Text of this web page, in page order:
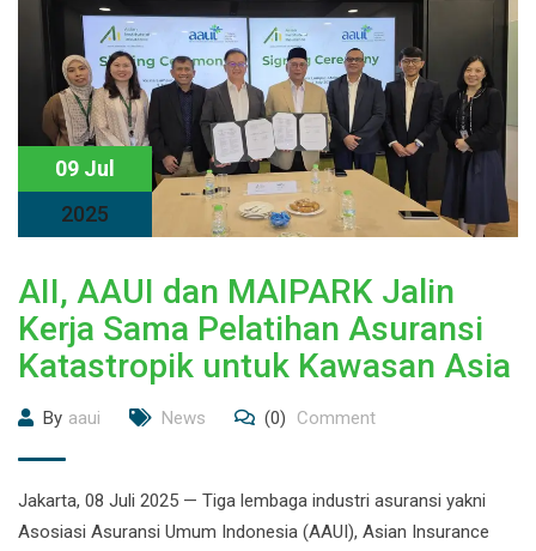
09 Jul
2025
AII, AAUI dan MAIPARK Jalin
Kerja Sama Pelatihan Asuransi
Katastropik untuk Kawasan Asia
By aaui News (0) Comment
Jakarta, 08 Juli 2025 — Tiga lembaga industri asuransi yakni
Asosiasi Asuransi Umum Indonesia (AAUI), Asian Insurance